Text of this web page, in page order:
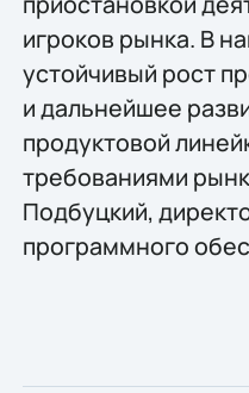
игроков рынка. В
устойчивый рост
и дальнейшее
продуктовой
требованиями
Подбуцкий,
программного